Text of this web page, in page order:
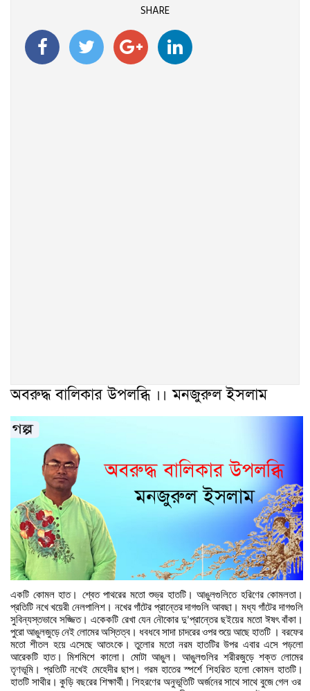
SHARE
অবরুদ্ধ বালিকার উপলব্ধি ।। মনজুরুল ইসলাম
একটি কোমল হাত। শ্বেত পাথরের মতো শুভ্র হাতটি। আঙুলগুলিতে হরিণের কোমলতা।
প্রতিটি নখে খয়েরী নেলপালিশ। নখের গাঁটের প্রান্তের দাগগুলি আবছা। মধ্য গাঁটের দাগগুলি
সুবিন্যস্তভাবে সজ্জিত। একেকটি রেখা যেন নৌকোর দু’প্রান্তের ছইয়ের মতো ঈষৎ বাঁকা।
পুরোআঙুলজুড়েনেই লোমের অস্তিত্ব। ধবধবে সাদা চাদরের ওপর শুয়ে আছে হাতটি । বরফের
মতো শীতল হয়ে এসেছে আতংকে। তুলোর মতো নরম হাতটির উপর এবার এসে পড়লো
আরেকটি হাত। মিশমিশে কালো। মোটা আঙুল। আঙুলগুলির শরীরজুড়ে শক্ত লোমের
তৃণভূমি। প্রতিটি নখেই মেহেদীর ছাপ। গরম হাতের স্পর্শে শিহরিত হলো কোমল হাতটি।
হাতটি সাথীর। কুড়ি বছরের শিক্ষার্থী। শিহরণের অনুভূতিটি অর্জনের সাথে সাথে বুজে গেল ওর